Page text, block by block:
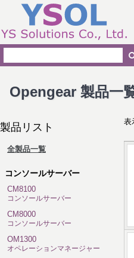
Opengear 製品一
製品リスト
全製品一覧
コンソールサーバー
CM8100
コンソールサーバー
CM8000
コンソールサーバー
OM1300
オペレーションマネージャー
表